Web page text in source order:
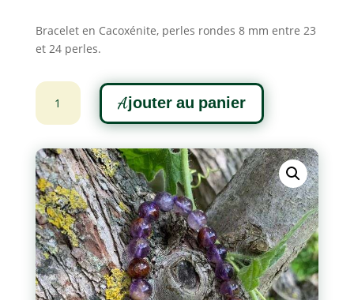
Bracelet en Cacoxénite, perles rondes 8 mm entre 23
et 24 perles.
quantité
Bracelet
Cacoxénite
Ajouter au panier
A
t
e
r
n
a
t
i
v
e
: